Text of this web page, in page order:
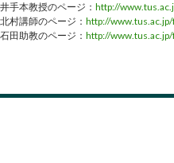
井手本教授のページ： http://
北村講師のページ： http://
石田助教のページ： http://